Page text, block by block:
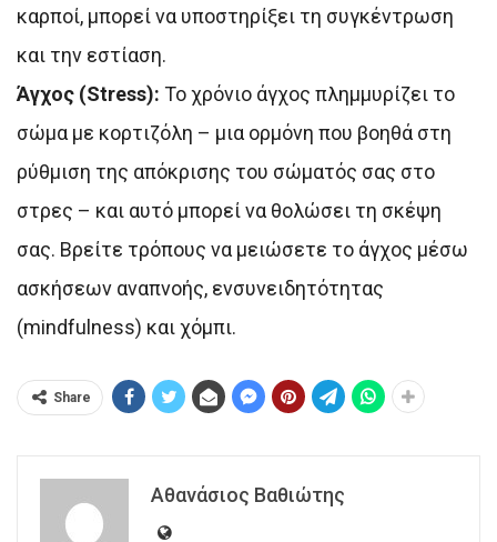
καρποί, μπορεί να υποστηρίξει τη συγκέντρωση
και την εστίαση.
Άγχος (Stress): Το χρόνιο άγχος πλημμυρίζει το
σώμα με κορτιζόλη – μια ορμόνη που βοηθά στη
ρύθμιση της απόκρισης του σώματός σας στο
στρες – και αυτό μπορεί να θολώσει τη σκέψη
σας. Βρείτε τρόπους να μειώσετε το άγχος μέσω
ασκήσεων αναπνοής, ενσυνειδητότητας
(mindfulness) και χόμπι.
Share
Αθανάσιος Βαθιώτης